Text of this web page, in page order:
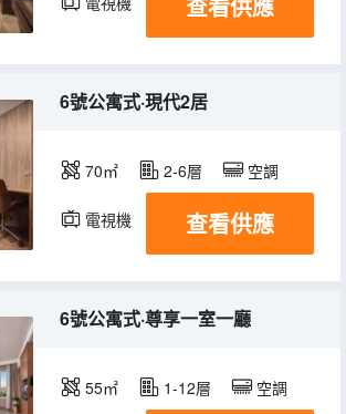
查看供應
6號公寓式·現代2居
70㎡ 2-6層 空調
電視機 冰箱
查看供應
6號公寓式·尊享一室一廳
55㎡ 1-12層 空調